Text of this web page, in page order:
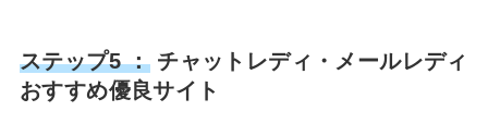
ステップ5 ：チャットレディ・メールレディ
おすすめ優良サイト